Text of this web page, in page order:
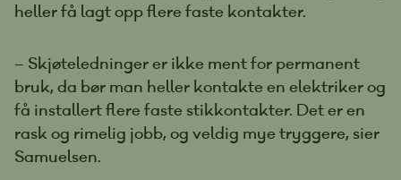
heller få lagt opp flere faste kontakter.
– Skjøteledninger er ikke ment for permanent
bruk, da bør man heller kontakte en elektriker og
få installert flere faste stikkontakter. Det er en
rask og rimelig jobb, og veldig mye tryggere, sier
Samuelsen.